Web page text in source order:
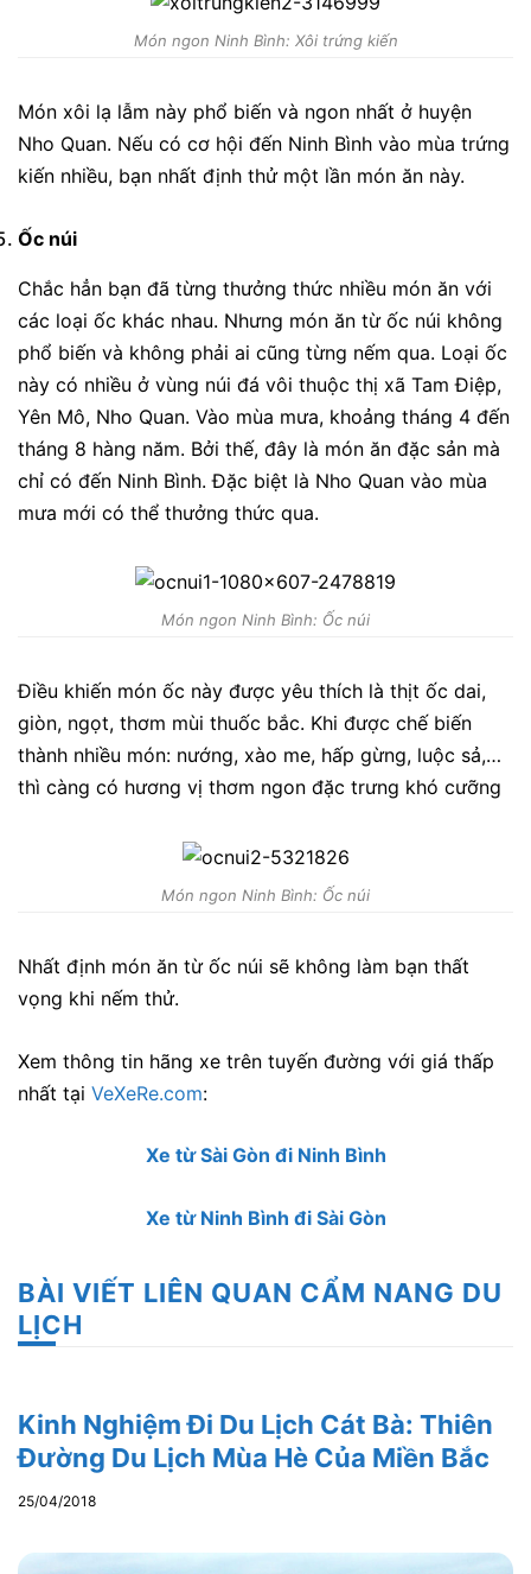
Món ngon Ninh Bình: Xôi trứng kiến
Món xôi lạ lẫm này phổ biến và ngon nhất ở huyện
Nho Quan. Nếu có cơ hội đến Ninh Bình vào mùa trứng
kiến nhiều, bạn nhất định thử một lần món ăn này.
Ốc núi
Chắc hẳn bạn đã từng thưởng thức nhiều món ăn với
các loại ốc khác nhau. Nhưng món ăn từ ốc núi không
phổ biến và không phải ai cũng từng nếm qua. Loại ốc
này có nhiều ở vùng núi đá vôi thuộc thị xã Tam Điệp,
Yên Mô, Nho Quan. Vào mùa mưa, khoảng tháng 4 đến
tháng 8 hàng năm. Bởi thế, đây là món ăn đặc sản mà
chỉ có đến Ninh Bình. Đặc biệt là Nho Quan vào mùa
mưa mới có thể thưởng thức qua.
Món ngon Ninh Bình: Ốc núi
Điều khiến món ốc này được yêu thích là thịt ốc dai,
giòn, ngọt, thơm mùi thuốc bắc. Khi được chế biến
thành nhiều món: nướng, xào me, hấp gừng, luộc sả,…
thì càng có hương vị thơm ngon đặc trưng khó cưỡng
Món ngon Ninh Bình: Ốc núi
Nhất định món ăn từ ốc núi sẽ không làm bạn thất
vọng khi nếm thử.
Xem thông tin hãng xe trên tuyến đường với giá thấp
nhất tại VeXeRe.com:
Xe từ Sài Gòn đi Ninh Bình
Xe từ Ninh Bình đi Sài Gòn
BÀI VIẾT LIÊN QUAN CẨM NANG DU
LỊCH
Kinh Nghiệm Đi Du Lịch Cát Bà: Thiên
Đường Du Lịch Mùa Hè Của Miền Bắc
25/04/2018